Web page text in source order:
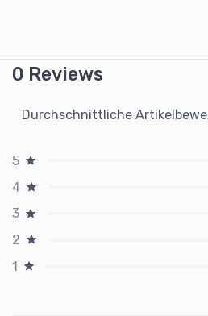
0 Reviews
Durchschnittliche
5
4
3
2
1